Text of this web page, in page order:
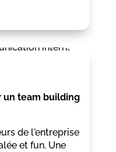
un team building
de l'entreprise
et fun. Une